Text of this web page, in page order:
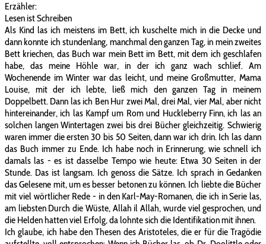
Erzähler:
Lesen ist Schreiben
Als Kind las ich meistens im Bett, ich kuschelte mich in die Decke und
dann konnte ich stundenlang, manchmal den ganzen Tag, in mein zweites
Bett kriechen, das Buch war mein Bett im Bett, mit dem ich geschlafen
habe, das meine Höhle war, in der ich ganz wach schlief. Am
Wochenende im Winter war das leicht, und meine Großmutter, Mama
Louise, mit der ich lebte, ließ mich den ganzen Tag in meinem
Doppelbett. Dann las ich Ben Hur zwei Mal, drei Mal, vier Mal, aber nicht
hintereinander, ich las Kampf um Rom und Huckleberry Finn, ich las an
solchen langen Wintertagen zwei bis drei Bücher gleichzeitig. Schwierig
waren immer die ersten 30 bis 50 Seiten, dann war ich drin. Ich las dann
das Buch immer zu Ende. Ich habe noch in Erinnerung, wie schnell ich
damals las - es ist dasselbe Tempo wie heute: Etwa 30 Seiten in der
Stunde. Das ist langsam. Ich genoss die Sätze. Ich sprach in Gedanken
das Gelesene mit, um es besser betonen zu können. Ich liebte die Bücher
mit viel wörtlicher Rede - in den Karl-May-Romanen, die ich in Serie las,
am liebsten Durch die Wüste, Allah il Allah, wurde viel gesprochen, und
die Helden hatten viel Erfolg, da lohnte sich die Identifikation mit ihnen.
Ich glaube, ich habe den Thesen des Aristoteles, die er für die Tragödie